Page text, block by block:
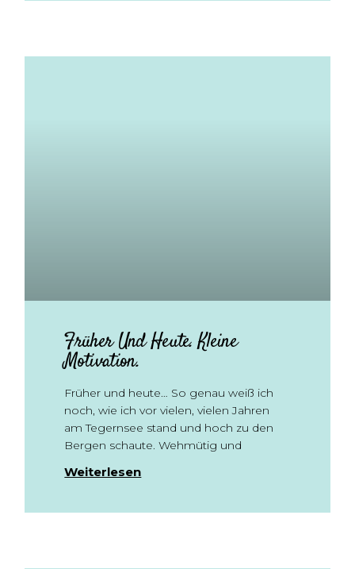
Früher Und Heute. Kleine
Motivation.
Früher und heute… So genau weiß ich
noch, wie ich vor vielen, vielen Jahren
am Tegernsee stand und hoch zu den
Bergen schaute. Wehmütig und
Weiterlesen